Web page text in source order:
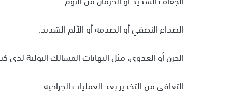
الصداع النصفي أو الصدمة أو الألم الشديد.
الحزن أو العدوى، مثل التهابات المسالك البولية لدى
التعافي من التخدير بعد العمليات الجراحية.